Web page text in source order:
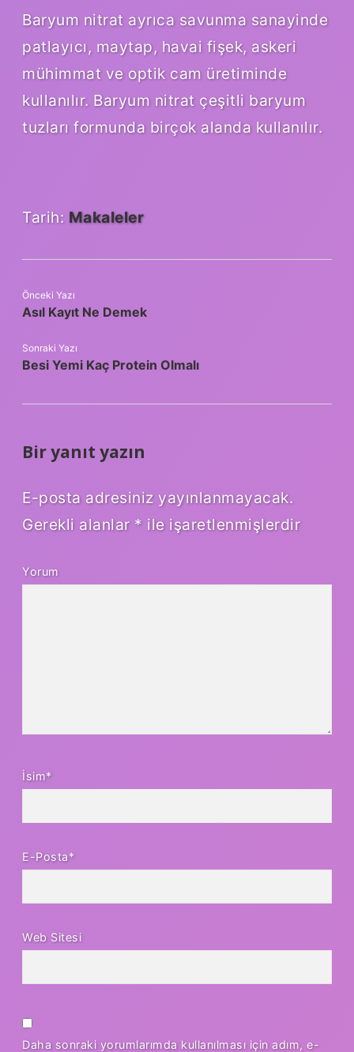
Baryum nitrat ayrıca savunma sanayinde
patlayıcı, maytap, havai fişek, askeri
mühimmat ve optik cam üretiminde
kullanılır. Baryum nitrat çeşitli baryum
tuzları formunda birçok alanda kullanılır.
Tarih: Makaleler
Önceki Yazı
Asıl Kayıt Ne Demek
Sonraki Yazı
Besi Yemi Kaç Protein Olmalı
Bir yanıt yazın
E-posta adresiniz yayınlanmayacak.
Gerekli alanlar * ile işaretlenmişlerdir
Yorum
İsim*
E-Posta*
Web Sitesi
Daha sonraki yorumlarımda kullanılması için adım, e-